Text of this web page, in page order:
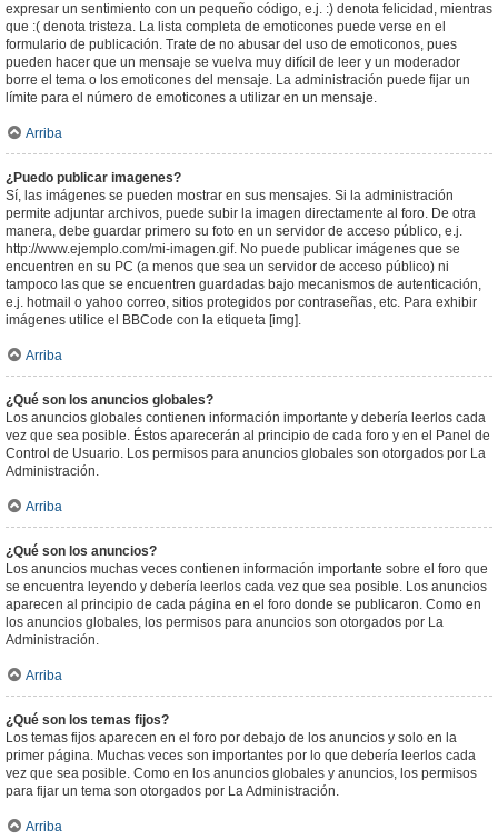
expresar un sentimiento con un pequeño código, e.j. :) denota felicidad, mientras
que :( denota tristeza. La lista completa de emoticones puede verse en el
formulario de publicación. Trate de no abusar del uso de emoticonos, pues
pueden hacer que un mensaje se vuelva muy difícil de leer y un moderador
borre el tema o los emoticones del mensaje. La administración puede fijar un
límite para el número de emoticones a utilizar en un mensaje.
Arriba
¿Puedo publicar imagenes?
Sí, las imágenes se pueden mostrar en sus mensajes. Si la administración
permite adjuntar archivos, puede subir la imagen directamente al foro. De otra
manera, debe guardar primero su foto en un servidor de acceso público, e.j.
http://www.ejemplo.com/mi-imagen.gif. No puede publicar imágenes que se
encuentren en su PC (a menos que sea un servidor de acceso público) ni
tampoco las que se encuentren guardadas bajo mecanismos de autenticación,
e.j. hotmail o yahoo correo, sitios protegidos por contraseñas, etc. Para exhibir
imágenes utilice el BBCode con la etiqueta [img].
Arriba
¿Qué son los anuncios globales?
Los anuncios globales contienen información importante y debería leerlos cada
vez que sea posible. Éstos aparecerán al principio de cada foro y en el Panel de
Control de Usuario. Los permisos para anuncios globales son otorgados por La
Administración.
Arriba
¿Qué son los anuncios?
Los anuncios muchas veces contienen información importante sobre el foro que
se encuentra leyendo y debería leerlos cada vez que sea posible. Los anuncios
aparecen al principio de cada página en el foro donde se publicaron. Como en
los anuncios globales, los permisos para anuncios son otorgados por La
Administración.
Arriba
¿Qué son los temas fijos?
Los temas fijos aparecen en el foro por debajo de los anuncios y solo en la
primer página. Muchas veces son importantes por lo que debería leerlos cada
vez que sea posible. Como en los anuncios globales y anuncios, los permisos
para fijar un tema son otorgados por La Administración.
Arriba